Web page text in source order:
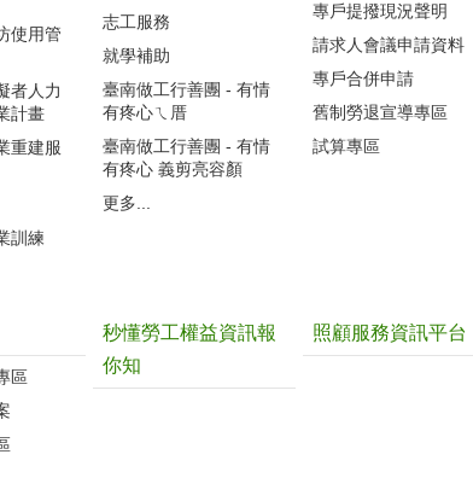
使用管
者人力
計畫
重建服
訓練
志工服務
就學補助
臺南做工行善團 - 有情
有疼心ㄟ厝
臺南做工行善團 - 有情
有疼心 義剪亮容顏
更多...
專戶提撥現況聲明
請求人會議申請資料
專戶合併申請
舊制勞退宣導專區
試算專區
區
秒懂勞工權益資訊報
你知
照顧服務資訊平台